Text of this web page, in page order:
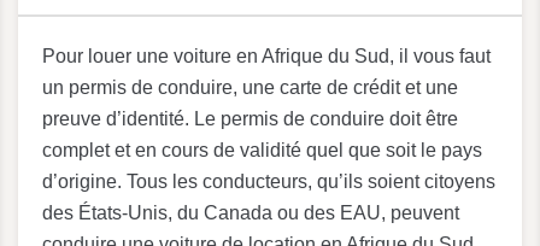
Pour louer une voiture en Afrique du Sud, il vous faut
un permis de conduire, une carte de crédit et une
preuve d’identité. Le permis de conduire doit être
complet et en cours de validité quel que soit le pays
d’origine. Tous les conducteurs, qu’ils soient citoyens
des États-Unis, du Canada ou des EAU, peuvent